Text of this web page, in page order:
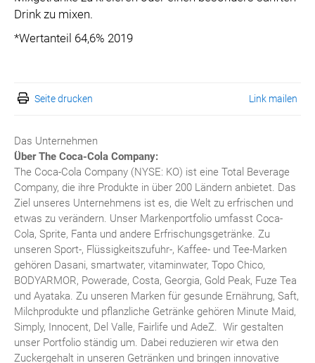
Drink zu mixen.
*Wertanteil 64,6% 2019
Seite drucken Link mailen
Das Unternehmen
Über The Coca-Cola Company:
The Coca-Cola Company (NYSE: KO) ist eine Total Beverage
Company, die ihre Produkte in über 200 Ländern anbietet. Das
Ziel unseres Unternehmens ist es, die Welt zu erfrischen und
etwas zu verändern. Unser Markenportfolio umfasst Coca-
Cola, Sprite, Fanta und andere Erfrischungsgetränke. Zu
unseren Sport-, Flüssigkeitszufuhr-, Kaffee- und Tee-Marken
gehören Dasani, smartwater, vitaminwater, Topo Chico,
BODYARMOR, Powerade, Costa, Georgia, Gold Peak, Fuze Tea
und Ayataka. Zu unseren Marken für gesunde Ernährung, Saft,
Milchprodukte und pflanzliche Getränke gehören Minute Maid,
Simply, Innocent, Del Valle, Fairlife und AdeZ. Wir gestalten
unser Portfolio ständig um. Dabei reduzieren wir etwa den
Zuckergehalt in unseren Getränken und bringen innovative